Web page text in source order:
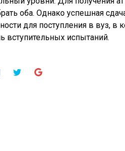
оба. Однако успешная
для поступления в вуз, в
вступительных испытаний.